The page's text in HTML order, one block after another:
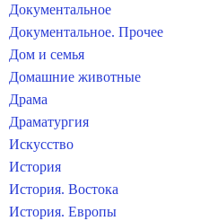
Документальное
Документальное. Прочее
Дом и семья
Домашние животные
Драма
Драматургия
Искусство
История
История. Востока
История. Европы